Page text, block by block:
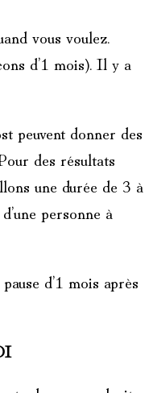
vous voulez.
d’1 mois). Il y a
peuvent donner des
des résultats
une durée de 3 à
personne à
d’1 mois après